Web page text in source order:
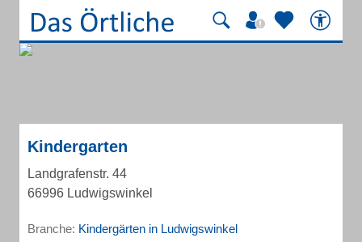
Kindergarten
Landgrafenstr. 44
66996 Ludwigswinkel
Branche: Kindergärten in Ludwigswinkel